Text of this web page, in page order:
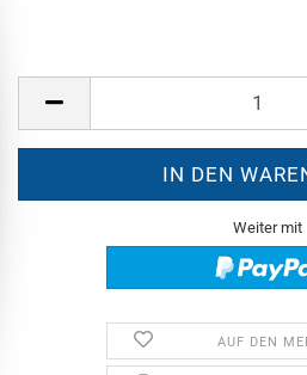
Weiter mit
AUF DEN